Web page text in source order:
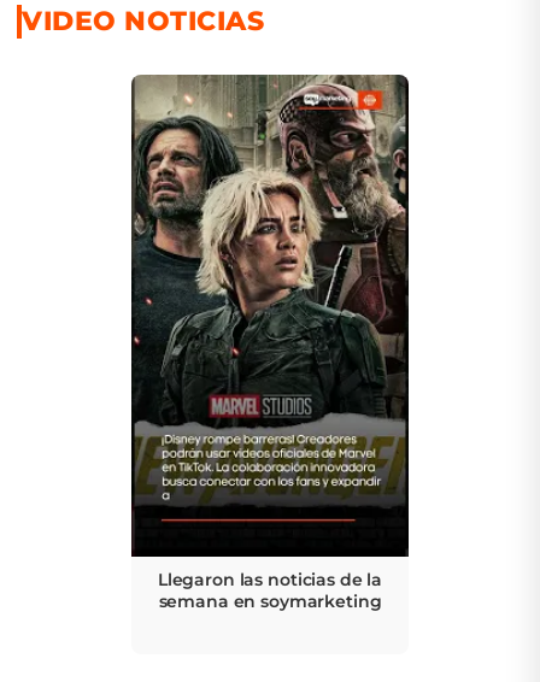
VIDEO NOTICIAS
Llegaron las noticias de la
semana en soymarketing